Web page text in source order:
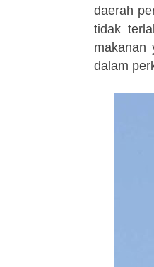
daerah
tidak
makanan
dalam